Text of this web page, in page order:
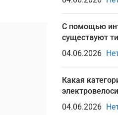
С помощью
существуют
04.06.2026
Какая
04.06.2026